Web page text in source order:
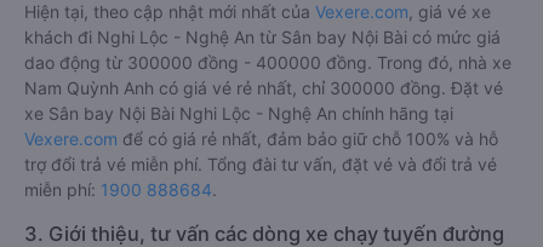
Hiện tại, theo cập nhật mới nhất của Vexere.com , giá vé xe
khách đi Nghi Lộc - Nghệ An từ Sân bay Nội Bài có mức giá
dao động từ 300000 đồng - 400000 đồng. Trong đó, nhà xe
Nam Quỳnh Anh có giá vé rẻ nhất, chỉ 300000 đồng. Đặt vé
xe Sân bay Nội Bài Nghi Lộc - Nghệ An chính hãng tại
Vexere.com để có giá rẻ nhất, đảm bảo giữ chỗ 100% và hỗ
trợ đổi trả vé miễn phí. Tổng đài tư vấn, đặt vé và đổi trả vé
miễn phí: 1900 888684.
3. Giới thiệu, tư vấn các dòng xe chạy tuyến đường